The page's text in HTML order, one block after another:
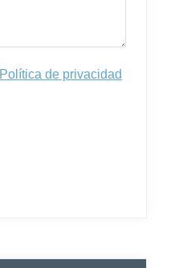
Política de privacidad